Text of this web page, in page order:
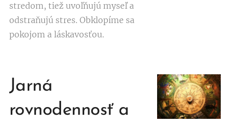
stredom, tiež uvoľňujú myseľ a
odstraňujú stres. Obklopíme sa
pokojom a láskavosťou.
Jarná
rovnodennosť a